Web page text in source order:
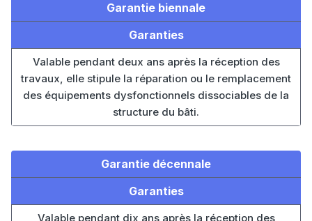
Garantie biennale
Garanties
Valable pendant deux ans après la réception des
travaux, elle stipule la réparation ou le remplacement
des équipements dysfonctionnels dissociables de la
structure du bâti.
Garantie décennale
Garanties
Valable pendant dix ans après la réception des